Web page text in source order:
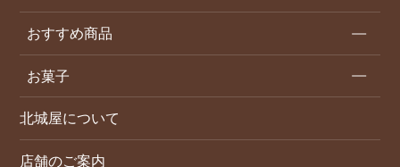
おすすめ商品
お菓子
北城屋について
店舗のご案内